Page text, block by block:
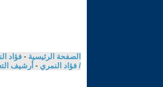
الصفحة الرئيسية - فؤاد
/ فؤاد النمري - أرشيف